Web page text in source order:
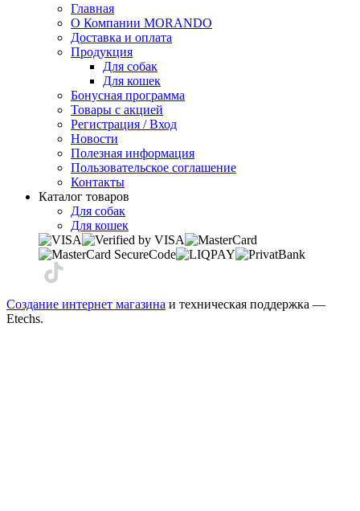
Главная
О Компании MORANDO
Доставка и оплата
Продукция
Для собак
Для кошек
Бонусная программа
Товары с акцией
Регистрация / Вход
Новости
Полезная информация
Пользовательское соглашение
Контакты
Каталог товаров
Для собак
Для кошек
Создание интернет магазина и техническая поддержка —
Etechs.